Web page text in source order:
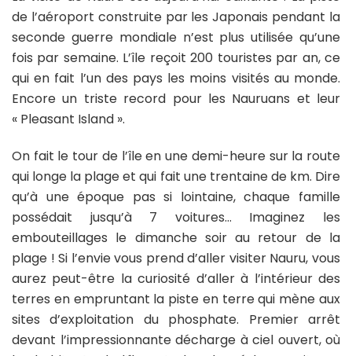
de l’aéroport construite par les Japonais pendant la
seconde guerre mondiale n’est plus utilisée qu’une
fois par semaine. L’île reçoit 200 touristes par an, ce
qui en fait l’un des pays les moins visités au monde.
Encore un triste record pour les Nauruans et leur
« Pleasant Island ».
On fait le tour de l’île en une demi-heure sur la route
qui longe la plage et qui fait une trentaine de km. Dire
qu’à une époque pas si lointaine, chaque famille
possédait jusqu’à 7 voitures… Imaginez les
embouteillages le dimanche soir au retour de la
plage ! Si l’envie vous prend d’aller visiter Nauru, vous
aurez peut-être la curiosité d’aller à l’intérieur des
terres en empruntant la piste en terre qui mène aux
sites d’exploitation du phosphate. Premier arrêt
devant l’impressionnante décharge à ciel ouvert, où